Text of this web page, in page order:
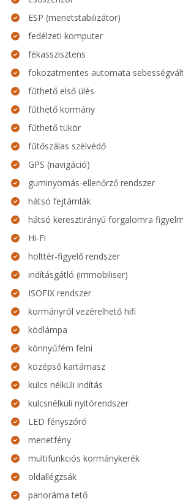
ESP (menetstabilizátor)
fedélzeti komputer
fékasszisztens
fokozatmentes automata
fűthető első ülés
fűthető kormány
fűthető tükör
fűtőszálas szélvédő
GPS (navigáció)
guminyomás-ellenőrző rendszer
hátsó fejtámlák
hátsó keresztirányú forgalomra
Hi-Fi
holttér-figyelő rendszer
indításgátló (immobiliser)
ISOFIX rendszer
kormányról vezérelhető hifi
ködlámpa
könnyűfém felni
középső kartámasz
kulcs nélküli indítás
kulcsnélküli nyitórendszer
LED fényszóró
menetfény
multifunkciós kormánykerék
oldallégzsák
panoráma tető